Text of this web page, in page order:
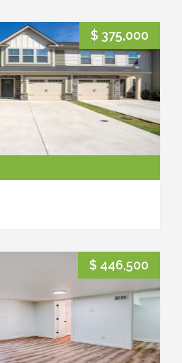
$ 375,000
$ 446,500